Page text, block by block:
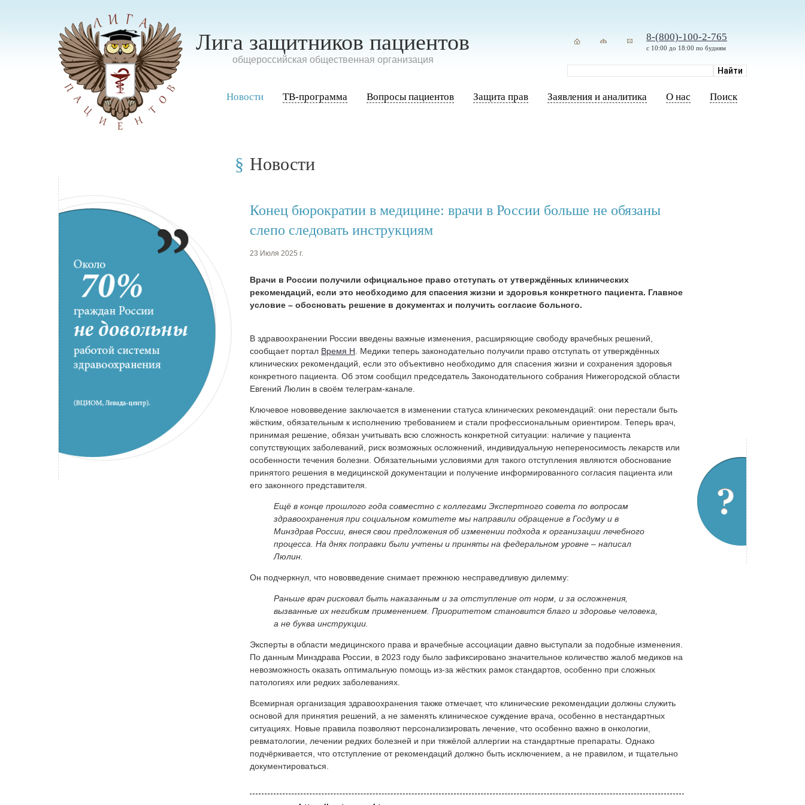
Лига защитников пациентов
oбщероссийская общественная организация
8-(800)-100-2-765
с 10:00 до 18:00 по будням
Новости ТВ-программа Вопросы пациентов Защита прав Заявления и аналитика О нас Поиск
Новости
Конец бюрократии в медицине: врачи в России больше не обязаны
слепо следовать инструкциям
23 Июля 2025 г.
Врачи в России получили официальное право отступать от утверждённых клинических
рекомендаций, если это необходимо для спасения жизни и здоровья конкретного пациента. Главное
условие – обосновать решение в документах и получить согласие больного.
В здравоохранении России введены важные изменения, расширяющие свободу врачебных решений,
сообщает портал Время Н. Медики теперь законодательно получили право отступать от утверждённых
клинических рекомендаций, если это объективно необходимо для спасения жизни и сохранения здоровья
конкретного пациента. Об этом сообщил председатель Законодательного собрания Нижегородской области
Евгений Люлин в своём телеграм-канале.
Ключевое нововведение заключается в изменении статуса клинических рекомендаций: они перестали быть
жёстким, обязательным к исполнению требованием и стали профессиональным ориентиром. Теперь врач,
принимая решение, обязан учитывать всю сложность конкретной ситуации: наличие у пациента
сопутствующих заболеваний, риск возможных осложнений, индивидуальную непереносимость лекарств или
особенности течения болезни. Обязательными условиями для такого отступления являются обоснование
принятого решения в медицинской документации и получение информированного согласия пациента или
его законного представителя.
Ещё в конце прошлого года совместно с коллегами Экспертного совета по вопросам
здравоохранения при социальном комитете мы направили обращение в Госдуму и в
Минздрав России, внеся свои предложения об изменении подхода к организации лечебного
процесса. На днях поправки были учтены и приняты на федеральном уровне – написал
Люлин.
Он подчеркнул, что нововведение снимает прежнюю несправедливую дилемму:
Раньше врач рисковал быть наказанным и за отступление от норм, и за осложнения,
вызванные их негибким применением. Приоритетом становится благо и здоровье человека,
а не буква инструкции.
Эксперты в области медицинского права и врачебные ассоциации давно выступали за подобные изменения.
По данным Минздрава России, в 2023 году было зафиксировано значительное количество жалоб медиков на
невозможность оказать оптимальную помощь из-за жёстких рамок стандартов, особенно при сложных
патологиях или редких заболеваниях.
Всемирная организация здравоохранения также отмечает, что клинические рекомендации должны служить
основой для принятия решений, а не заменять клиническое суждение врача, особенно в нестандартных
ситуациях. Новые правила позволяют персонализировать лечение, что особенно важно в онкологии,
ревматологии, лечении редких болезней и при тяжёлой аллергии на стандартные препараты. Однако
подчёркивается, что отступление от рекомендаций должно быть исключением, а не правилом, и тщательно
документироваться.